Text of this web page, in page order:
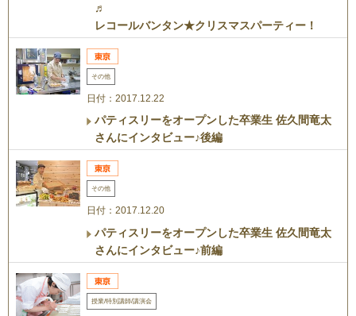
♬
レコールバンタン★クリスマスパーティー！
その他
日付：2017.12.22
パティスリーをオープンした卒業生 佐久間竜太
さんにインタビュー♪後編
その他
日付：2017.12.20
パティスリーをオープンした卒業生 佐久間竜太
さんにインタビュー♪前編
授業/特別講師/講演会